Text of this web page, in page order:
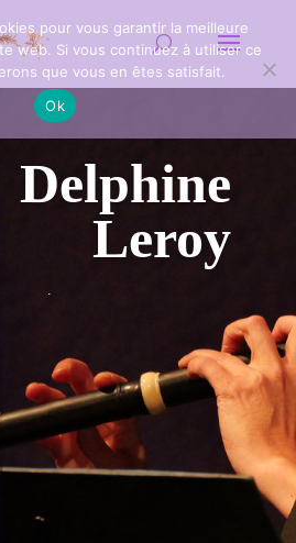
Delphine
Leroy
.
pour vous garantir la meilleure
web. Si vous continuez à utiliser ce
que vous en êtes satisfait.
Ok